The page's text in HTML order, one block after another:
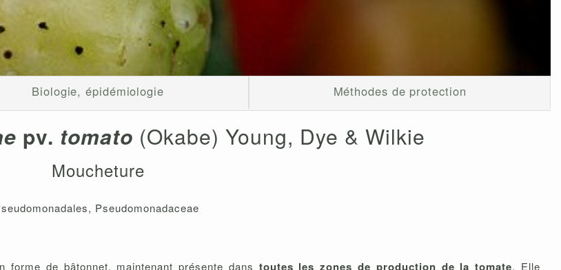
Biologie, épidémiologie Méthodes de protection
pv. tomato (Okabe) Young, Dye & Wilkie
Moucheture
Pseudomonadaceae
de bâtonnet, maintenant présente dans toutes les zones de production de la tomate. Elle